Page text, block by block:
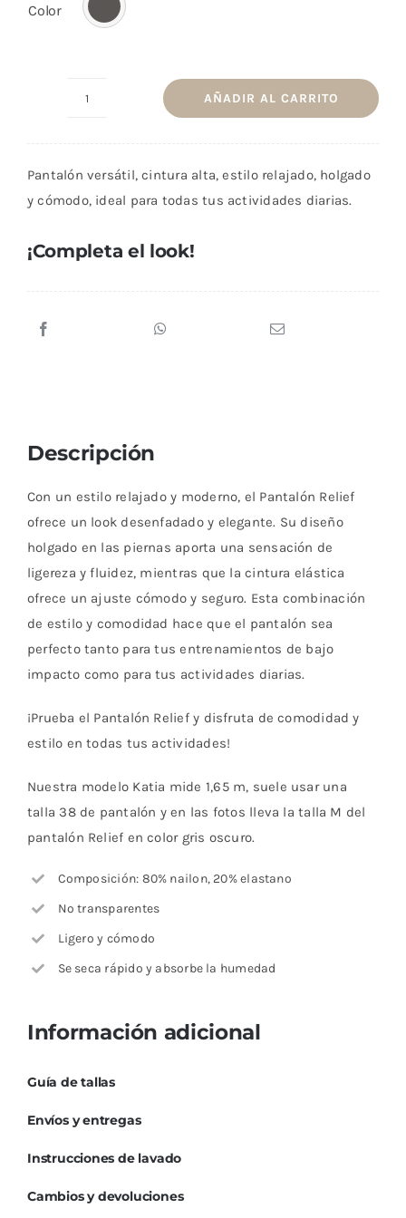
Color
Oscuro
cantidad
AÑADIR AL CARRITO
Pantalón versátil, cintura alta, estilo relajado, holgado
y cómodo, ideal para todas tus actividades diarias.
¡Completa el look!
Descripción
Con un estilo relajado y moderno, el Pantalón Relief
ofrece un look desenfadado y elegante. Su diseño
holgado en las piernas aporta una sensación de
ligereza y fluidez, mientras que la cintura elástica
ofrece un ajuste cómodo y seguro. Esta combinación
de estilo y comodidad hace que el pantalón sea
perfecto tanto para tus entrenamientos de bajo
impacto como para tus actividades diarias.
¡Prueba el Pantalón Relief y disfruta de comodidad y
estilo en todas tus actividades!
Nuestra modelo Katia mide 1,65 m, suele usar una
talla 38 de pantalón y en las fotos lleva la talla M del
pantalón Relief en color gris oscuro.
Composición: 80% nailon, 20% elastano
No transparentes
Ligero y cómodo
Se seca rápido y absorbe la humedad
Información adicional
Guía de tallas
Envíos y entregas
Instrucciones de lavado
Cambios y devoluciones